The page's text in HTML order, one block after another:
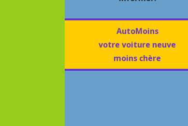
AutoMoins
votre voiture neuve
moins chère